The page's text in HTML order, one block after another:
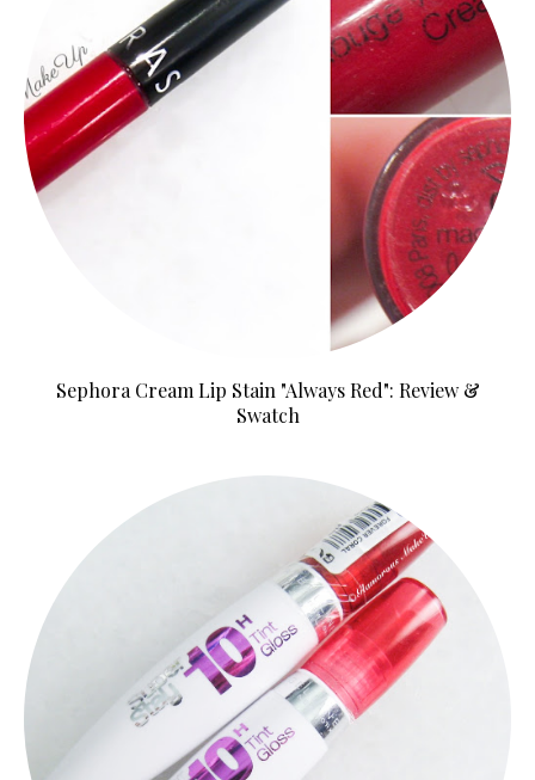
Sephora Cream Lip Stain "Always Red": Review &
Swatch